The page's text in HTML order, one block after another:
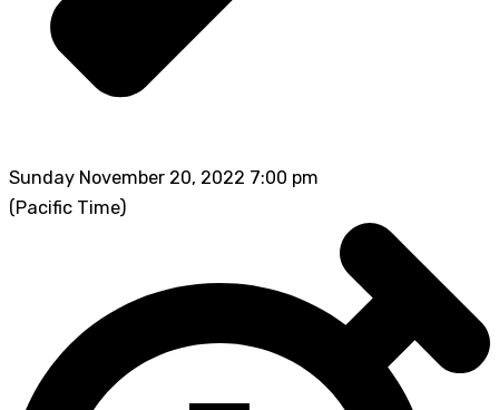
Sunday November 20, 2022 7:00 pm
(Pacific Time)